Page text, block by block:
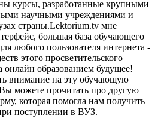
курсы, разработанные крупными
научными учреждениями и
страны.Lektorium.tv мне
большая база обучающего
любого пользователя интернета -
этого просветительского
онлайн образованием будущее!
внимание на эту обучающую
можете прочитать про другую
которая помогла нам получить
поступлении в ВУЗ.